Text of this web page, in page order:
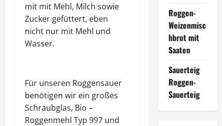
mit mit Mehl, Milch sowie
Zucker gefüttert, eben
nicht nur mit Mehl und
Wasser.
Für unseren Roggensauer
benötigen wir ein großes
Schraubglas, Bio –
Roggenmehl Typ 997 und
Roggen-
Weizenmisc
hbrot mit
Saaten
Sauerteig
Roggen-
Sauerteig